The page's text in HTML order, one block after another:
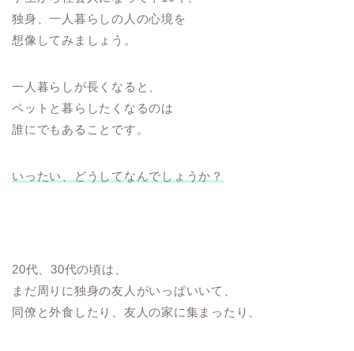
独身、一人暮らしの人の心境を
想像してみましょう。
一人暮らしが長くなると、
ペットと暮らしたくなるのは
誰にでもあることです。
いったい、どうしてなんでしょうか？
20代、30代の頃は、
まだ周りに独身の友人がいっぱいいて、
同僚と外食したり、友人の家に集まったり、